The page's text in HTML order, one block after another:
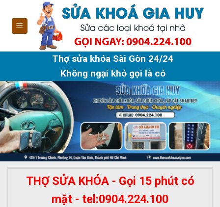
content
Thợ sửa khóa Sài Gòn 24/24
Không ngại khó gọi là có
THỢ SỬA KHÓA - Gọi 15 phút có
mặt - tel:0904.224.100